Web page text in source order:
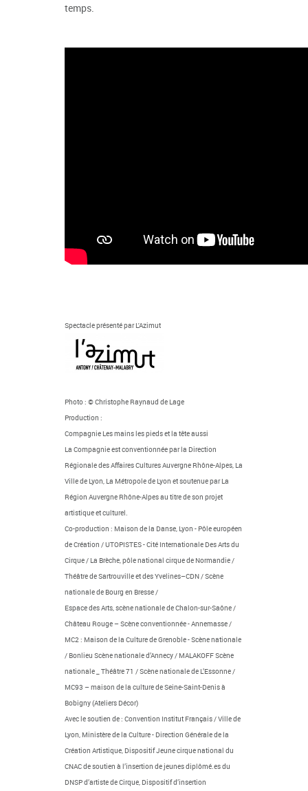
temps.
Spectacle présenté par L'Azimut
Photo : © Christophe Raynaud de Lage
Production :
Compagnie Les mains les pieds et la tête aussi
La Compagnie est conventionnée par la Direction
Régionale des Affaires Cultures Auvergne Rhône-Alpes, La
Ville de Lyon, La Métropole de Lyon et soutenue par La
Région Auvergne Rhône-Alpes au titre de son projet
artistique et culturel.
Co-production : Maison de la Danse, Lyon - Pôle européen
de Création / UTOPISTES - Cité Internationale Des Arts du
Cirque / La Brèche, pôle national cirque de Normandie /
Théâtre de Sartrouville et des Yvelines–CDN / Scène
nationale de Bourg en Bresse /
Espace des Arts, scène nationale de Chalon-sur-Saône /
Château Rouge – Scène conventionnée - Annemasse /
MC2 : Maison de la Culture de Grenoble - Scène nationale
/ Bonlieu Scène nationale d’Annecy / MALAKOFF Scène
nationale _ Théâtre 71 / Scène nationale de L’Essonne /
MC93 – maison de la culture de Seine-Saint-Denis à
Bobigny (Ateliers Décor)
Avec le soutien de : Convention Institut Français / Ville de
Lyon, Ministère de la Culture - Direction Générale de la
Création Artistique, Dispositif Jeune cirque national du
CNAC de soutien à l’insertion de jeunes diplômé.es du
DNSP d’artiste de Cirque, Dispositif d’insertion